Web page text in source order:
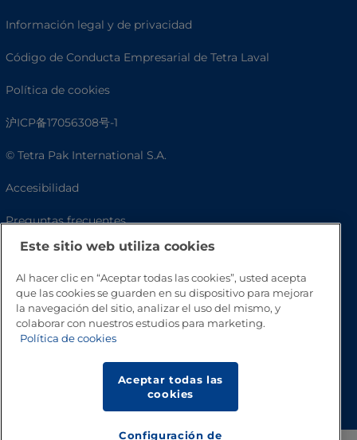
Información legal y de privacidad
Código de Conducta Empresarial de Tetra Laval
Política de cookies
沪ICP备17056308号-1
© Tetra Pak International S.A.
Accesibilidad
Preguntas frecuentes
Este sitio web utiliza cookies
Al hacer clic en “Aceptar todas las cookies”, usted acepta
que las cookies se guarden en su dispositivo para mejorar
la navegación del sitio, analizar el uso del mismo, y
colaborar con nuestros estudios para marketing.
Política de cookies
Aceptar todas las
cookies
Configuración de